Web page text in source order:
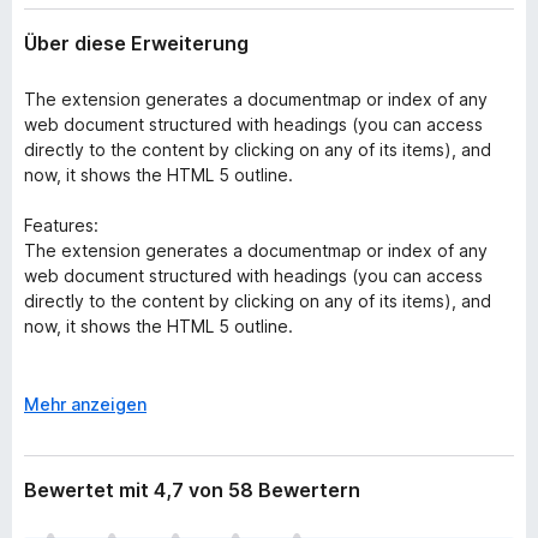
Über diese Erweiterung
The extension generates a documentmap or index of any
web document structured with headings (you can access
directly to the content by clicking on any of its items), and
now, it shows the HTML 5 outline.
Features:
The extension generates a documentmap or index of any
web document structured with headings (you can access
directly to the content by clicking on any of its items), and
now, it shows the HTML 5 outline.
List of headings and optional information about their
List of sections with header information and includes
A
s
k
l
Mehr anzeigen
Bewertet mit 4,7 von 58 Bewertern